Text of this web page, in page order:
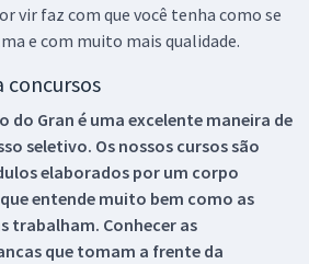
vir faz com que você tenha como se
e com muito mais qualidade.
concursos
do Gran é uma excelente maneira de
seletivo. Os nossos cursos são
elaborados por um corpo
entende muito bem como as
trabalham. Conhecer as
que tomam a frente da